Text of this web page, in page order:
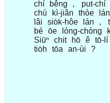
chí
bêng , put-chí
chú
kì-jiân thòe lán
lâi
sio̍k-hôe lán ,
bé ōe lóng-chóng
Siūⁿ
chit hō ê tō-lí
tio̍h
tōa an-ùi ?